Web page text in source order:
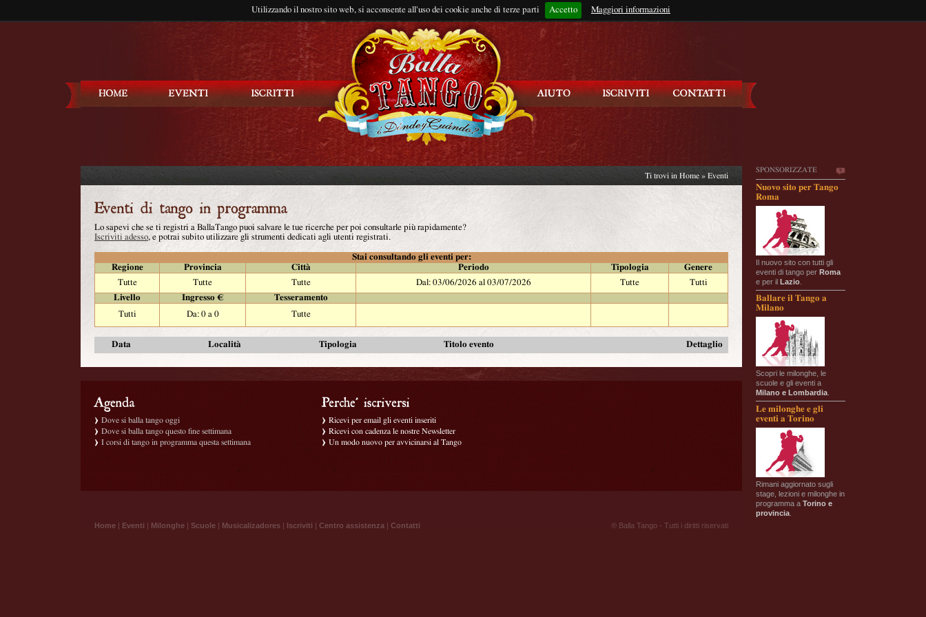
Utilizzando il nostro sito web, si acconsente all'uso dei cookie anche di terze parti Accetto Maggiori informazioni
Rimani connesso?
SPONSORIZZATE
Nuovo sito per Tango
Roma
Il nuovo sito con tutti gli
eventi di tango per Roma
e per il Lazio
Ballare il Tango a
Milano
Scopri le milonghe, le
scuole e gli eventi a
Milano e Lombardia
Le milonghe e gli
eventi a Torino
Rimani aggiornato sugli
stage, lezioni e milonghe in
programma a Torino e
provincia
Ti trovi in Home » Eventi
Lo sapevi che se ti registri a BallaTango puoi salvare le tue ricerche per poi consultarle più rapidamente?
Iscriviti adesso, e potrai subito utilizzare gli strumenti dedicati agli utenti registrati.
Stai consultando gli eventi per:
Regione
Provincia Città Periodo Tipologia
Genere
Tutte
Tutte Tutte Dal: 03/06/2026 al 03/07/2026 Tutte
Tutti
Livello
Ingresso €
Tesseramento
Tutti
Da: 0 a 0 Tutte
Data Località Tipologia Titolo evento Dettaglio
Dove si balla tango oggi
Dove si balla tango questo fine settimana
I corsi di tango in programma questa settimana
Ricevi per email gli eventi inseriti
Ricevi con cadenza le nostre Newsletter
Un modo nuovo per avvicinarsi al Tango
Home | Eventi | Milonghe | Scuole | Musicalizadores | Iscriviti | Centro assistenza | Contatti ® Balla Tango - Tutti i diritti riservati